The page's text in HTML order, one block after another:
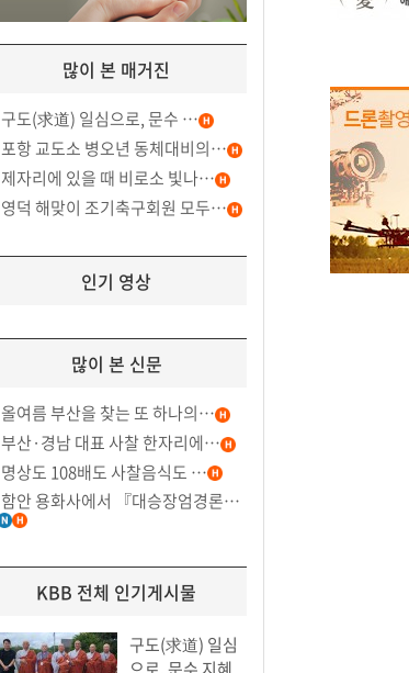
많이 본 매거진
구도(求道) 일심으로, 문수 …
포항 교도소 병오년 동체대비의…
제자리에 있을 때 비로소 빛나…
영덕 해맞이 조기축구회원 모두…
인기 영상
많이 본 신문
올여름 부산을 찾는 또 하나의…
부산·경남 대표 사찰 한자리에…
명상도 108배도 사찰음식도 …
함안 용화사에서 『대승장엄경론…
KBB 전체 인기게시물
구도(求道) 일심